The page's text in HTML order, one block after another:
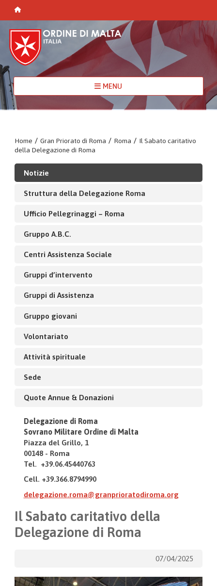
MENU
Home / Gran Priorato di Roma / Roma / Il Sabato caritativo
della Delegazione di Roma
Notizie
Struttura della Delegazione Roma
Ufficio Pellegrinaggi – Roma
Gruppo A.B.C.
Centri Assistenza Sociale
Gruppi d’intervento
Gruppi di Assistenza
Gruppo giovani
Volontariato
Attività spirituale
Sede
Quote Annue & Donazioni
Delegazione di Roma
Sovrano Militare Ordine di Malta
Piazza del Grillo, 1
00148 - Roma
Tel. +39.06.45440763
Cell. +39.366.8794990
delegazione.roma@granprioratodiroma.org
Il Sabato caritativo della
Delegazione di Roma
07/04/2025